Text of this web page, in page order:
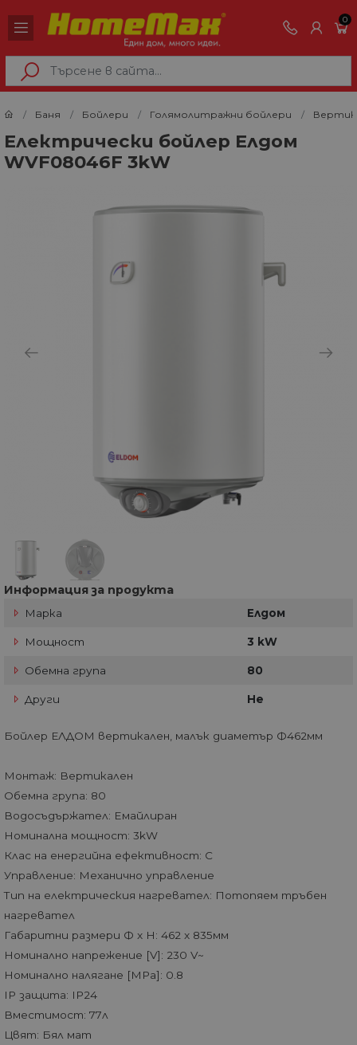
0
Баня Бойлери Голямолитражни бойлери
Електрически бойлер Елдом
WVF08046F 3kW
Информация за продукта
Марка Елдом
Мощност 3 kW
Обемна група 80
Други Не
Бойлер ЕЛДОМ вертикален, малък диаметър Ф462мм
Монтаж: Вертикален
Обемна група: 80
Водосъдържател: Eмайлиран
Номинална мощност: 3kW
Клас на енергийна ефективност: C
Управление: Механично управление
Тип на електрическия нагревател: Потопяем тръбен
нагревател
Габаритни размери Ф x H: 462 x 835мм
Номинално напрежение [V]: 230 V~
Номинално налягане [MPa]: 0.8
IP защита: IP24
Вместимост: 77л
Цвят: Бял мат